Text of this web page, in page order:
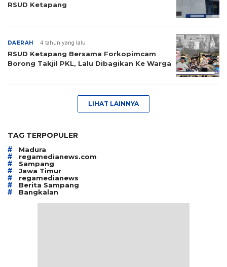
RSUD Ketapang
DAERAH 4 tahun yang lalu
RSUD Ketapang Bersama Forkopimcam
Borong Takjil PKL, Lalu Dibagikan Ke Warga
LIHAT LAINNYA
TAG TERPOPULER
# Madura
# regamedianews.com
# Sampang
# Jawa Timur
# regamedianews
# Berita Sampang
# Bangkalan